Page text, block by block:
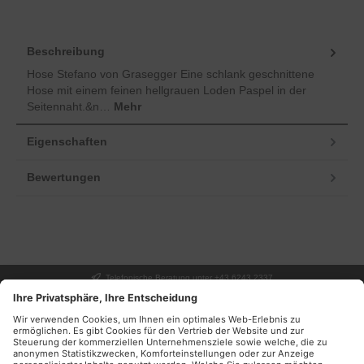
Beschreibung
Hose Stefano von Grasegger Eine schlank geschnittene
Hose mit einem feinen hellgrauen Loden Paspel in der
Seitennaht.&n…
Mehr
Eigenschaften
Bewertungen
Telefonische Beratung unter +43 6243 2337
SERVICE
UNSER GESCHÄFT